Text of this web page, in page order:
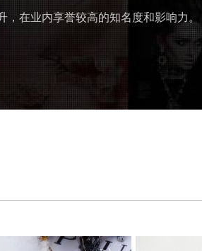
，在业内享誉较高的知名度和影响力。